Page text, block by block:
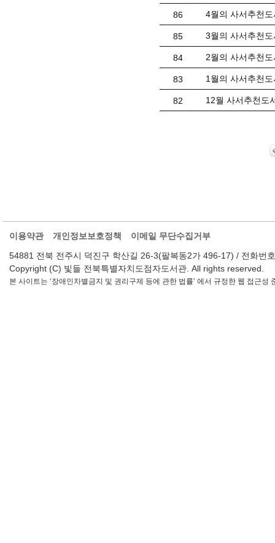
86 4월의 사서추천
85 3월의 사서추천
84 2월의 사서추천
83 1월의 사서추천
82 12월 사서추천도
이용약관 개인정보보호정책
이메일 무단수집거부
54881 전북 전주시 덕진구 학산길 26-3(팔복동2가 496-17) / 전화
Copyright (C) 빛들 전북특별자치도점자도서관. All rights reserved.
본 사이트는 ‘장애인차별금지 및 권리구제 등에 관한 법률’ 에서 규정한 웹 접근